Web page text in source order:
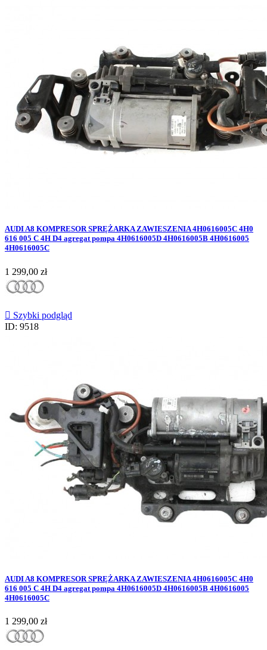
AUDI A8 KOMPRESOR SPRĘŻARKA ZAWIESZENIA 4H0616005C 4H0
616 005 C 4H D4 agregat pompa 4H0616005D 4H0616005B 4H0616005
4H0616005C
Cena
1 299,00 zł
 Szybki podgląd
ID: 9518
AUDI A8 KOMPRESOR SPRĘŻARKA ZAWIESZENIA 4H0616005C 4H0
616 005 C 4H D4 agregat pompa 4H0616005D 4H0616005B 4H0616005
4H0616005C
Cena
1 299,00 zł